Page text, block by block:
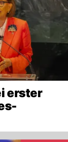
erster